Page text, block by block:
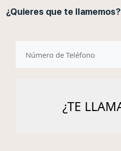
¿Quieres que te llamemos?